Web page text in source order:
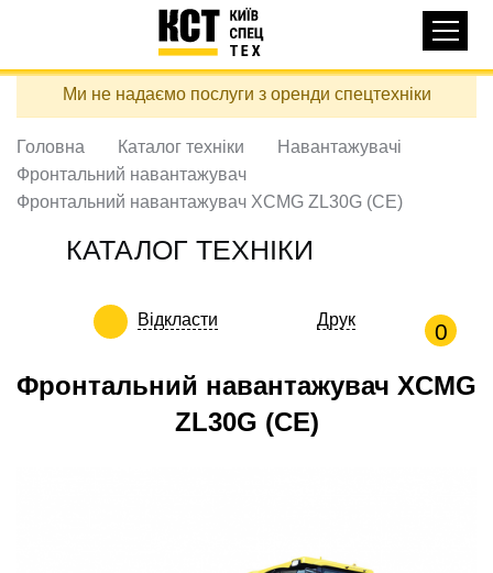
Перейти
вмісту
навигация
КАТАЛОГ ТЕХНІКИ
ДОСТАВКА ТА ОПЛАТА
ПРО НАС
ВІДГУКИ
ПОДЗВОНИТИ
Контактні телефони:
Ми не надаємо послуги з оренди спецтехніки
Головна Каталог техніки
Навантажувачі
Фронтальний навантажувач
Фронтальний навантажувач XCMG ZL30G (CE)
КАТАЛОГ ТЕХНІКИ
Відкласти Друк 0
Фронтальний навантажувач XCMG
ZL30G (CE)